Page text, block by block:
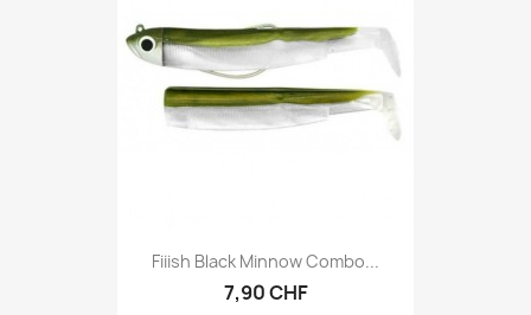
Fiiish Black Minnow Combo...
7,90 CHF